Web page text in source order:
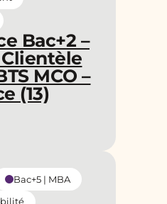
Bac+2 –
MCO –
(13)
Bac+5 | MBA